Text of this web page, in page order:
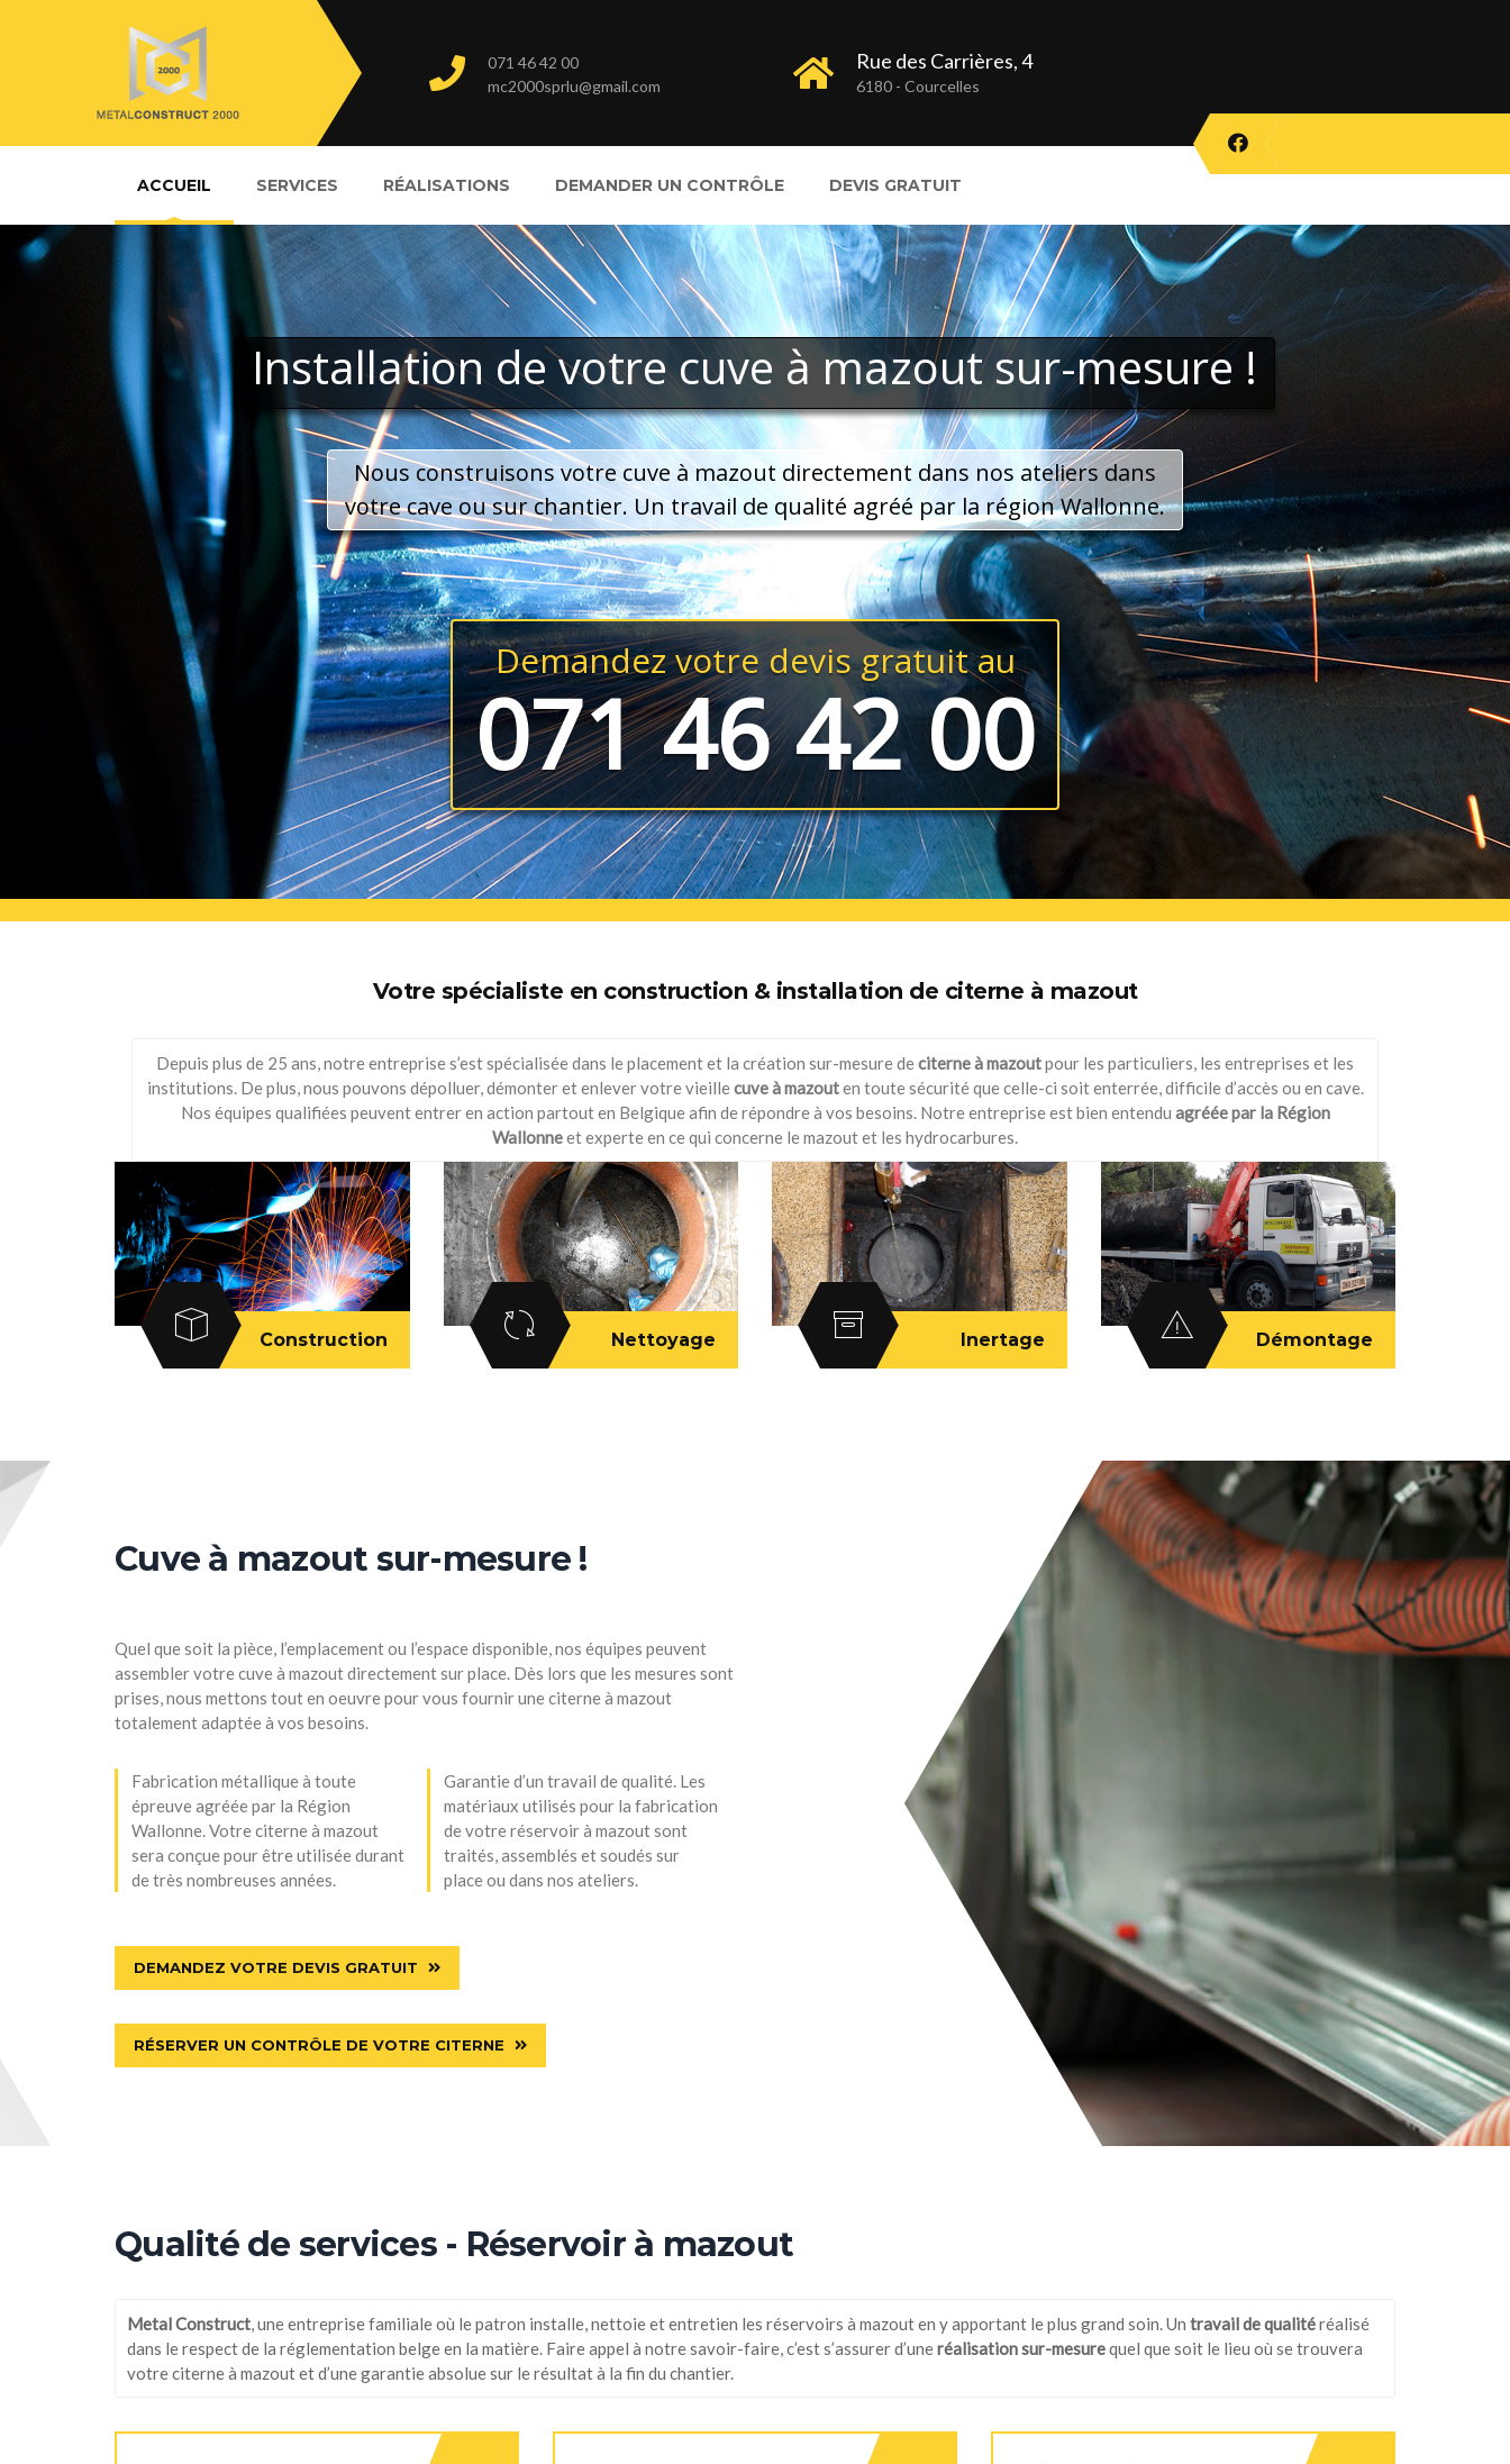
071 46 42 00
mc2000sprlu@gmail.com
Rue des Carrières, 4
6180 - Courcelles
ACCUEIL SERVICES RÉALISATIONS DEMANDER UN CONTRÔLE DEVIS GRATUIT
Installation de votre cuve à mazout sur-mesure !
Nous construisons votre cuve à mazout directement dans nos ateliers dans
votre cave ou sur chantier. Un travail de qualité agréé par la région Wallonne.
Demandez votre devis gratuit au
071 46 42 00
Votre spécialiste en construction & installation de citerne à mazout
Depuis plus de 25 ans, notre entreprise s’est spécialisée dans le placement et la création sur-mesure deciterne à mazoutpour les particuliers, les entreprises et les
institutions. De plus, nous pouvons dépolluer, démonter et enlever votre vieillecuve à mazouten toute sécurité que celle-ci soit enterrée, difficile d’accès ou en cave.
Nos équipes qualifiées peuvent entrer en action partout en Belgique afin de répondre à vos besoins. Notre entreprise est bien entendu agréée par la Région
Wallonneet experte en ce qui concerne le mazout et les hydrocarbures.
Construction Nettoyage Inertage Démontage
Cuve à mazout sur-mesure !
Quel que soit la pièce, l’emplacement ou l’espace disponible, nos équipes peuvent
assembler votre cuve à mazout directement sur place. Dès lors que les mesures sont
prises, nous mettons tout en oeuvre pour vous fournir une citerne à mazout
totalement adaptée à vos besoins.
Fabrication métallique à toute
épreuve agréée par la Région
Wallonne. Votre citerne à mazout
sera conçue pour être utilisée durant
de très nombreuses années.
Garantie d’un travail de qualité. Les
matériaux utilisés pour la fabrication
de votre réservoir à mazout sont
traités, assemblés et soudés sur
place ou dans nos ateliers.
DEMANDEZ VOTRE DEVIS GRATUIT
RÉSERVER UN CONTRÔLE DE VOTRE CITERNE
Qualité de services - Réservoir à mazout
Metal Construct, une entreprise familiale où le patron installe, nettoie et entretien les réservoirs à mazout en y apportant le plus grand soin. Un travail de qualitéréalisé
dans le respect de la réglementation belge en la matière. Faire appel à notre savoir-faire, c’est s’assurer d’uneréalisation sur-mesurequel que soit le lieu où se trouvera
votre citerne à mazout et d’une garantie absolue sur le résultat à la fin du chantier.